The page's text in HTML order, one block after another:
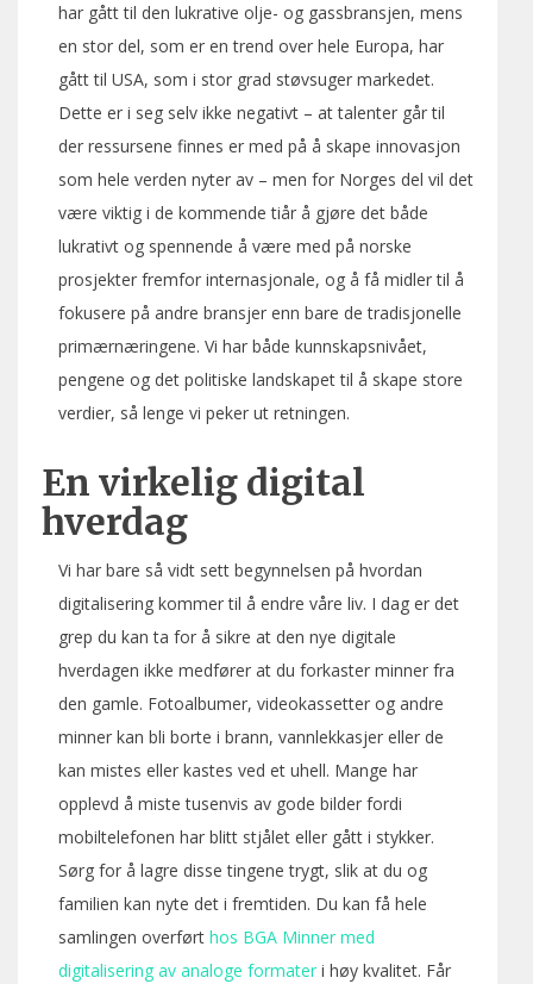
har gått til den lukrative olje- og gassbransjen, mens
en stor del, som er en trend over hele Europa, har
gått til USA, som i stor grad støvsuger markedet.
Dette er i seg selv ikke negativt – at talenter går til
der ressursene finnes er med på å skape innovasjon
som hele verden nyter av – men for Norges del vil det
være viktig i de kommende tiår å gjøre det både
lukrativt og spennende å være med på norske
prosjekter fremfor internasjonale, og å få midler til å
fokusere på andre bransjer enn bare de tradisjonelle
primærnæringene. Vi har både kunnskapsnivået,
pengene og det politiske landskapet til å skape store
verdier, så lenge vi peker ut retningen.
En virkelig digital
hverdag
Vi har bare så vidt sett begynnelsen på hvordan
digitalisering kommer til å endre våre liv. I dag er det
grep du kan ta for å sikre at den nye digitale
hverdagen ikke medfører at du forkaster minner fra
den gamle. Fotoalbumer, videokassetter og andre
minner kan bli borte i brann, vannlekkasjer eller de
kan mistes eller kastes ved et uhell. Mange har
opplevd å miste tusenvis av gode bilder fordi
mobiltelefonen har blitt stjålet eller gått i stykker.
Sørg for å lagre disse tingene trygt, slik at du og
familien kan nyte det i fremtiden. Du kan få hele
samlingen overført hos BGA Minner med
digitalisering av analoge formater i høy kvalitet. Får